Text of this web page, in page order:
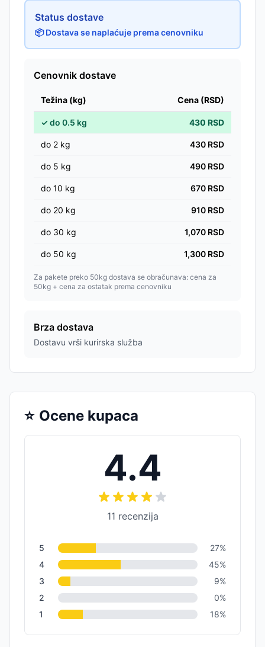
Status dostave
📦 Dostava se naplaćuje prema cenovniku
Cenovnik dostave
Težina (kg) Cena (RSD)
✓do 0.5 kg 430 RSD
do 2 kg 430 RSD
do 5 kg 490 RSD
do 10 kg 670 RSD
do 20 kg 910 RSD
do 30 kg 1,070 RSD
do 50 kg 1,300 RSD
Za pakete preko 50kg dostava se obračunava: cena za
50kg + cena za ostatak prema cenovniku
Brza dostava
Dostavu vrši kurirska služba
⭐ Ocene kupaca
4.4
11 recenzija
5 27%
4
45%
3
9%
2
0%
1
18%